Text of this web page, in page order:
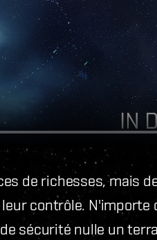
de richesses, mais
contrôle.
sécurité nulle un